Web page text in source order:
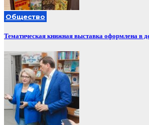
Общество
Тематическая книжная выставка оформлена в